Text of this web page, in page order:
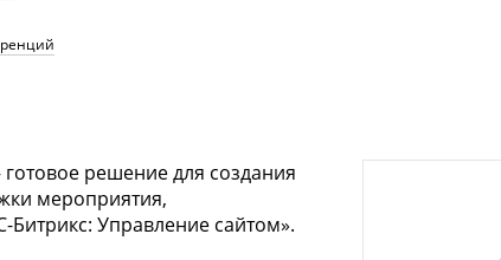
решение для создания
мероприятия,
Битрикс: Управление сайтом».